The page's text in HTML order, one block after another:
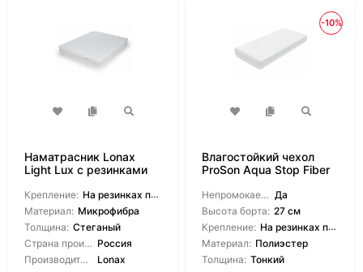
Наматрасник Lonax
Light Lux с резинками
Крепление: На резинках по углам
Материал: Микрофибра
Толщина: Стеганый
Страна производитель: Россия
Производитель:
Lonax
-10%
Влагостойкий чехол
ProSon Aqua Stop Fiber
Непромокаемый: Да
Высота борта: 27 см
Крепление: На резинках по углам
Материал: Полиэстер
Толщина: Тонкий